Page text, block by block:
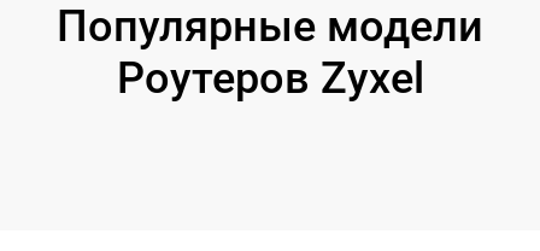
Популярные модели
Роутеров Zyxel